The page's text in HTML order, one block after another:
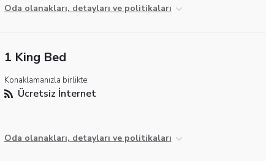
Oda olanakları, detayları ve politikaları
1 King Bed
Konaklamanızla birlikte:
Ücretsiz İnternet
Oda olanakları, detayları ve politikaları